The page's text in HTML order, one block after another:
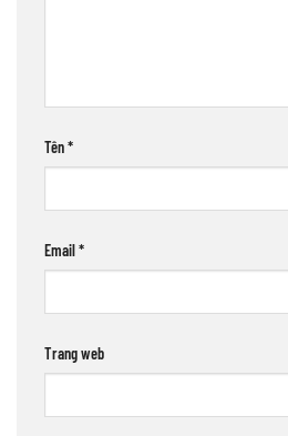
Tên*
Email*
Trang web